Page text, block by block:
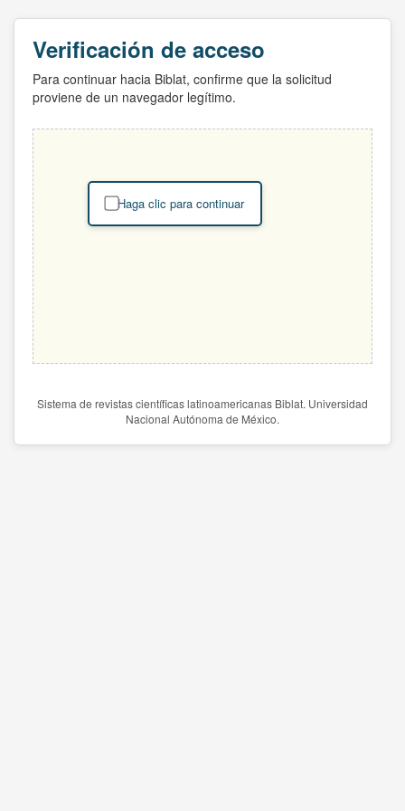
Verificación de acceso
Para continuar hacia Biblat, confirme que la solicitud
proviene de un navegador legítimo.
Haga clic para continuar
Sistema de revistas científicas latinoamericanas Biblat. Universidad
Nacional Autónoma de México.